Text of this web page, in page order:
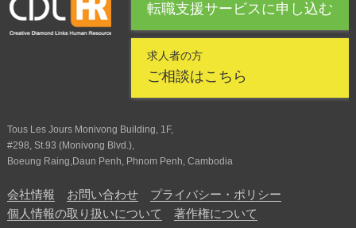
転職支援サービスに申し込む
求人者の方
ご相談はこちら
Tous Les Jours Monivong Building, 1F,
#298, St.93 (Monivong Blvd.),
Boeung Raing,Daun Penh, Phnom Penh, Cambodia
会社情報 お問い合わせ
プライバシー・ポリシー
個人情報の取り扱いについて
著作権について